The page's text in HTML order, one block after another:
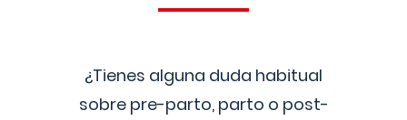
¿Tienes alguna duda habitual
sobre pre-parto, parto o post-